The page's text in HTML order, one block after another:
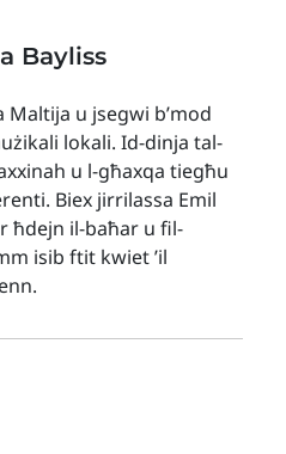
Bayliss
u jsegwi b’mod
lokali. Id-dinja tal-
u l-għaxqa tiegħu
Biex jirrilassa Emil
ħdejn il-baħar u fil-
isib ftit kwiet ’il